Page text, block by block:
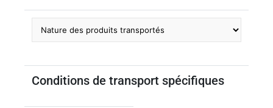
Conditions de transport spécifiques